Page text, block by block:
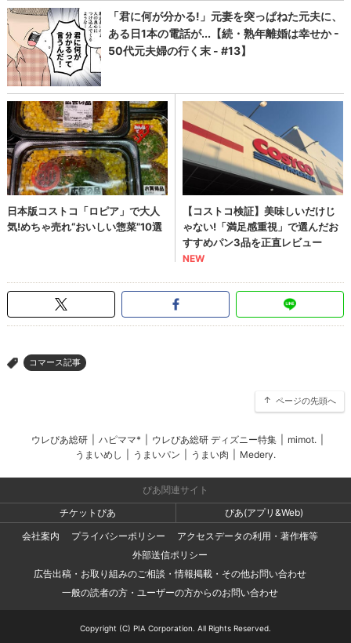
> コマース記事
ページの先頭へ
ウレぴあ総研 ハピママ* ウレぴあ総研 ディズニー特集 mimot.
うまいめし
うまいパン うまい肉 Medery.
ぴあ関連サイト
チケットぴあ
ぴあ(アプリ&Web)
会社案内
プライバシーポリシー
アクセスデータの利用・著作権等
外部送信ポリシー
広告出稿・お取り組みのご相談・情報掲載・その他お問い合わせ
一般の読者の方・ユーザーの方からのお問い合わせ
Copyright (C) PIA Corporation. All Rights Reserved.